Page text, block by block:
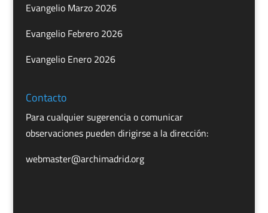
Evangelio Marzo 2026
Evangelio Febrero 2026
Evangelio Enero 2026
Contacto
Para cualquier sugerencia o comunicar
observaciones pueden dirigirse a la dirección:
webmaster@archimadrid.org